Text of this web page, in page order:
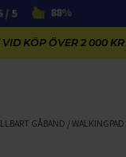
/ 5 88%
VID KÖP ÖVER 2 000
GÅBAND / WALKINGPAD